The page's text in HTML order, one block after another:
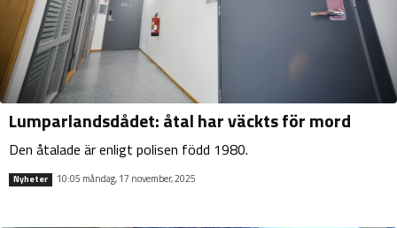
Lumparlandsdådet: åtal har väckts för mord
Den åtalade är enligt polisen född 1980.
Nyheter 10:05 måndag, 17 november, 2025